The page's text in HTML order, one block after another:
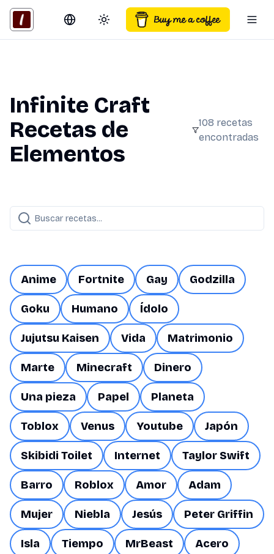
Switch language
Toggle theme
Infinite Craft
Recetas de
Elementos
108 recetas
encontradas
Anime Fortnite Gay Godzilla
Goku Humano Ídolo
Jujutsu Kaisen Vida Matrimonio
Marte Minecraft Dinero
Una pieza Papel Planeta
Toblox Venus Youtube Japón
Skibidi Toilet Internet Taylor Swift
Barro Roblox Amor Adam
Mujer Niebla Jesús Peter Griffin
Isla Tiempo MrBeast Acero